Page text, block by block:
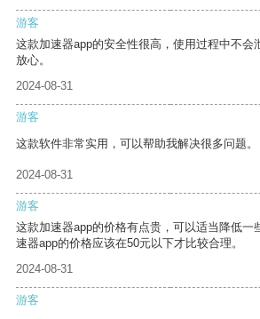
游客
这款加速器app的安全性很高，使用过程中不会
放心。
2024-08-31
游客
这款软件非常实用，可以帮助我解决很多问题。
2024-08-31
游客
这款加速器app的价格有点贵，可以适当降低一
速器app的价格应该在50元以下才比较合理。
2024-08-31
游客